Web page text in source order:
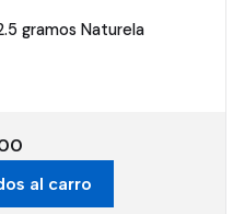
gramos Naturela
al carro